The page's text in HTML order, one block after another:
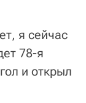
я сейчас
78-я
и открыл